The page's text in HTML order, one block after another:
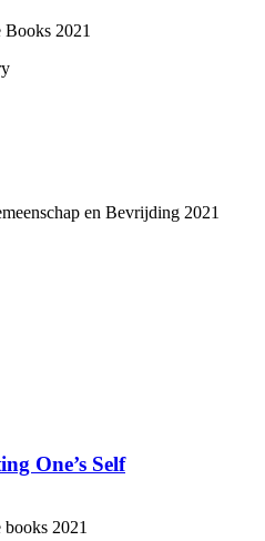
2021
en Bevrijding 2021
One’s Self
2021